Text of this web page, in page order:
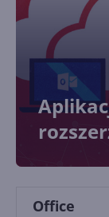
Office